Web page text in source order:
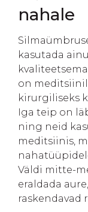
nahale
kasutada
on
kirurgiliseks
Iga teip on
ning neid
meditsiinis,
Väldi mitte-
eraldada
raskendavad